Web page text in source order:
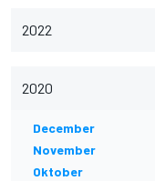
2022
2020
December
November
Oktober